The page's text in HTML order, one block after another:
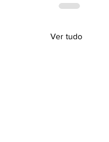
Ver tudo